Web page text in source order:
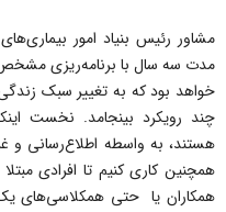
مشاور رئیس بنیاد امور
مدت سه سال با برنامه‌ریزی مشخص
خواهد بود که به تغییر سبک زندگی
چند رویکرد بینجامد. نخست
هستند، به واسطه اطلاع‌رسانی و
همچنین کاری کنیم تا افرادی
همکاران یا حتی همکلاسی‌ها‌ی